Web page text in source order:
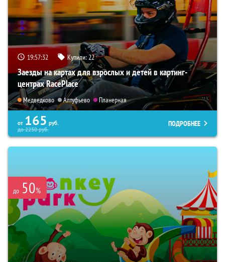
19:57:31 Купили:22
Заезды на картах для взрослых и детей в картинг-
центрах RacePlace
Медведково Алтуфьево Планерная
от 165 руб.
до2250руб.
ПОДРОБНЕЕ
до 50%